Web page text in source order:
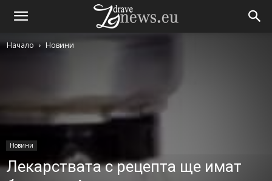
Начало Новини
Новини
Лекарствата с рецепта ще имат